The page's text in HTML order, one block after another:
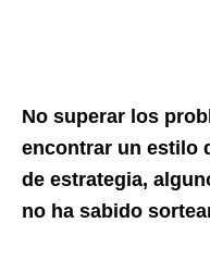
No superar los
encontrar un estilo
de estrategia,
no ha sabido